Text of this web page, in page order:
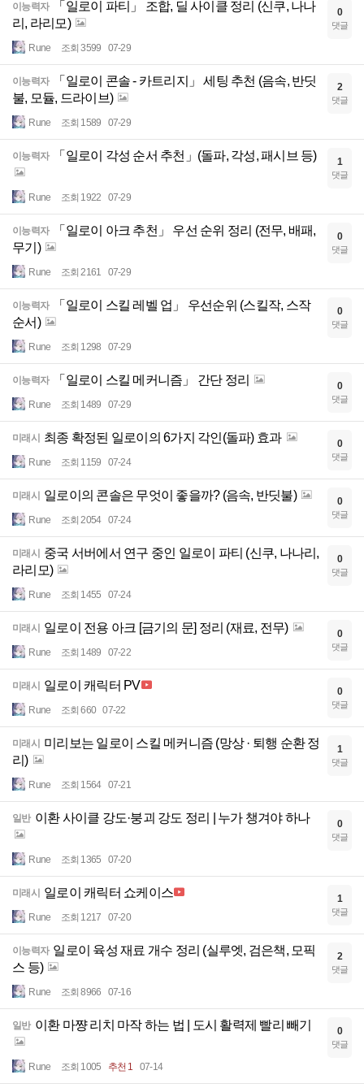
이능력자
「일로이 파티」 조합, 딜 사이클 정리 (신쿠, 나나
리, 라리모)
Rune 조회 3599 07-29
0
댓글
이능력자
「일로이 콘솔 - 카트리지」 세팅 추천 (음속, 반딧
불, 모듈, 드라이브)
Rune 조회 1589 07-29
2
댓글
이능력자 「일로이 각성 순서 추천」(돌파, 각성, 패시브 등)
Rune 조회 1922 07-29
1
댓글
이능력자
「일로이 아크 추천」 우선 순위 정리 (전무, 배패,
무기)
Rune 조회 2161 07-29
0
댓글
이능력자
「일로이 스킬 레벨 업」 우선순위 (스킬작, 스작
순서)
Rune 조회 1298 07-29
0
댓글
이능력자 「일로이 스킬 메커니즘」 간단 정리
Rune 조회 1489 07-29
0
댓글
미래시 최종 확정된 일로이의 6가지 각인(돌파) 효과
Rune 조회 1159 07-24
0
댓글
미래시 일로이의 콘솔은 무엇이 좋을까? (음속, 반딧불)
Rune 조회 2054 07-24
0
댓글
미래시
중국 서버에서 연구 중인 일로이 파티 (신쿠, 나나리,
라리모)
Rune 조회 1455 07-24
0
댓글
미래시 일로이 전용 아크 [금기의 문] 정리 (재료, 전무)
Rune 조회 1489 07-22
0
댓글
미래시 일로이 캐릭터 PV
Rune 조회 660 07-22
0
댓글
미래시
미리보는 일로이 스킬 메커니즘 (망상 · 퇴행 순환 정
리)
Rune 조회 1564 07-21
1
댓글
일반 이환 사이클 강도·붕괴 강도 정리 | 누가 챙겨야 하나
Rune 조회 1365 07-20
0
댓글
미래시 일로이 캐릭터 쇼케이스
Rune 조회 1217 07-20
1
댓글
이능력자 일로이 육성 재료 개수 정리 (실루엣, 검은책, 모픽
스 등)
Rune 조회 8966 07-16
2
댓글
일반 이환 마쨩 리치 마작 하는 법 | 도시 활력제 빨리 빼기
Rune 조회 1005 추천 1 07-14
0
댓글